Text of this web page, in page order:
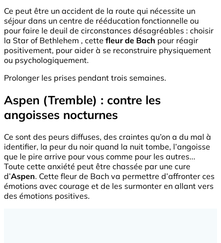
Ce peut être un accident de la route qui nécessite un
séjour dans un centre de rééducation fonctionnelle ou
pour faire le deuil de circonstances désagréables : choisir
la Star of Bethlehem , cette fleur de Bach pour réagir
positivement, pour aider à se reconstruire physiquement
ou psychologiquement.
Prolonger les prises pendant trois semaines.
Aspen (Tremble) : contre les
angoisses nocturnes
Ce sont des peurs diffuses, des craintes qu’on a du mal à
identifier, la peur du noir quand la nuit tombe, l’angoisse
que le pire arrive pour vous comme pour les autres...
Toute cette anxiété peut être chassée par une cure
d’Aspen. Cette fleur de Bach va permettre d’affronter ces
émotions avec courage et de les surmonter en allant vers
des émotions positives.